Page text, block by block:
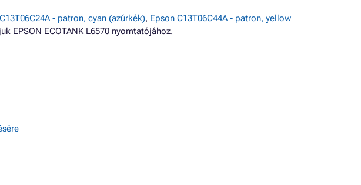
- patron, cyan (azúrkék), Epson C13T06C44A - patron, yellow
EPSON ECOTANK L6570 nyomtatójához.